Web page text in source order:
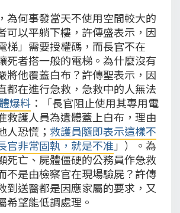
為何事發當天不使用空間較大的
可以平躺下樓，許傳盛表示，因
梯」需要授權碼，而長官不在
死者搭一般的電梯。為什麼沒有
將他覆蓋白布？許傳聖表示，因
都在進行急救，急救中的人無法
爆料 ：「長官阻止使用其專用電
救護人員為遺體蓋上白布，理由
人恐慌； 救護員隨即表示這樣不
官非常固執，就是不准」）。為
死亡、屍體僵硬的公務員作急救
不是由檢察官在現場驗屍？許傳
到送醫都是因應家屬的要求，又
希望能低調處理。